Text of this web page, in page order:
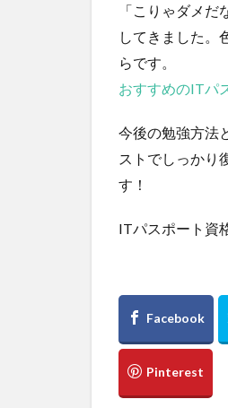
「こりゃダメ
してきました。
らです。
おすすめのITパ
今後の勉強方法
ストでしっかり
す！
ITパスポート資